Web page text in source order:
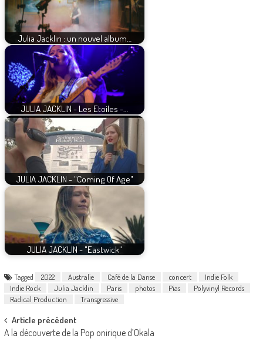
Julia Jacklin : un nouvel album…
JULIA JACKLIN - Les Etoiles -…
JULIA JACKLIN - "Coming Of Age"
JULIA JACKLIN - "Eastwick"
Tagged 2022 Australie Café de la Danse concert
Indie Folk
Indie Rock
Julia Jacklin Paris photos Pias
Polyvinyl Records
Radical Production
Transgressive
Post
navigation
Article précédent
A la découverte de la Pop onirique d’Okala